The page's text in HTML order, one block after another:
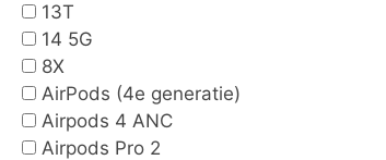
13T
14 5G
8X
AirPods (4e generatie)
Airpods 4 ANC
Airpods Pro 2